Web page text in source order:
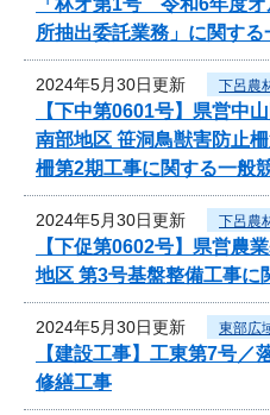
所抽出委託業務」に関す
2024年5月30日更新 下呂農
【下中第0601号】県営中
南部地区 笹洞鳥獣害防止
柵第2期工事に関する一般
2024年5月30日更新 下呂農
【下促第0602号】県営農
地区 第3号基盤整備工事に
2024年5月30日更新 東部広
【建設工事】工東第7号／
修繕工事